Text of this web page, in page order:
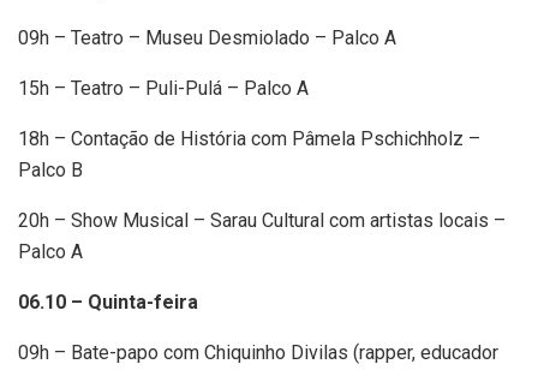
09h – Teatro – Museu Desmiolado – Palco A
15h – Teatro – Puli-Pulá – Palco A
18h – Contação de História com Pâmela Pschichholz –
Palco B
20h – Show Musical – Sarau Cultural com artistas locais –
Palco A
06.10 – Quinta-feira
09h – Bate-papo com Chiquinho Divilas (rapper, educador